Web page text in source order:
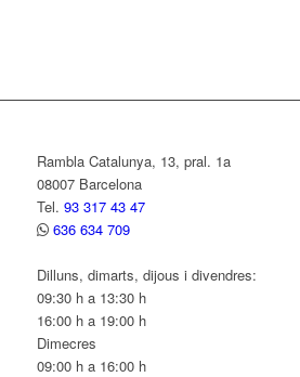
Rambla Catalunya, 13, pral. 1a
08007 Barcelona
Tel. 93 317 43 47
636 634 709
Dilluns, dimarts, dijous i divendres:
09:30 h a 13:30 h
16:00 h a 19:00 h
Dimecres
09:00 h a 16:00 h